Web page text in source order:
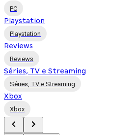
PC
Playstation
Playstation
Reviews
Reviews
Séries, TV e Streaming
Séries, TV e Streaming
Xbox
Xbox